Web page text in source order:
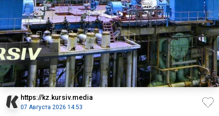
https://kz.kursiv.media
07 Августа 2026 14:53